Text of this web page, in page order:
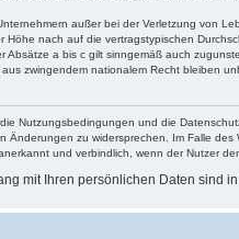
außer bei der Verletzung von
Höhe nach auf die vertragstypischen
Absätze a bis c gilt sinngemäß auch
zwingendem nationalem Recht bleiben
Nutzungsbedingungen und die
Änderungen zu widersprechen. Im Falle
und verbindlich, wenn der Nutzer
mit Ihren persönlichen Daten sind